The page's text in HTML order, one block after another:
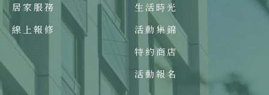
居家服務
線上報修
生活時光
活動集錦
特約商店
活動報名